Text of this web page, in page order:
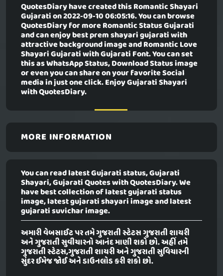
QuotesDiary have created thisRomantic Shayari
Gujaration 2022-09-10 06:05:16. You can browse
QuotesDiary for more Romantic Status Gujarati
and can enjoy best prem shayari gujarati with
attractive background image and Romantic Love
Shayari Gujarati with Gujarati Font. You can set
this as WhatsApp Status, Download Status image
or even you can share on your favorite Social
media in just one click. Enjoy Gujarati Shayari
with QuotesDiary.
MORE INFORMATION
You can read latest Gujarati status, Gujarati
Shayari, Gujarati Quotes with QuotesDiary. We
have best collection of latest gujarati status
image, latest gujarati shayari image and latest
gujarati suvichar image.
અમારી વેબસાઈટ પર તમે ગુજરાતી સ્ટેટસ ગુજરાતી શાયરી
અને ગુજરાતી સુવીચારનો આનંદ માણી શકો છો. અહીં તમે
ગુજરાતી સ્ટેટસ,ગુજરાતી શાયરી અને ગુજરાતી સુવિચારની
સુંદર ઈમેજ જોઈ અને ડાઉનલોડ કરી શકો છો.